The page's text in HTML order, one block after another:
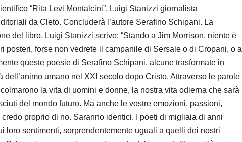
“Rita Levi Montalcini”, Luigi Stanizzi giornalista
da Cleto. Concluderà l’autore Serafino Schipani. La
del libro, Luigi Stanizzi scrive: “Stando a Jim Morrison, niente è
posteri, forse non vedrete il campanile di Sersale o di Cropani, o a
queste poesie di Serafino Schipani, alcune trasformate in
umano nel XXI secolo dopo Cristo. Attraverso le parole
la vita di uomini e donne, la nostra vita odierna che sarà
del mondo futuro. Ma anche le vostre emozioni, passioni,
proprio di no. Saranno identici. I poeti di migliaia di anni
loro sentimenti, sorprendentemente uguali a quelli dei nostri